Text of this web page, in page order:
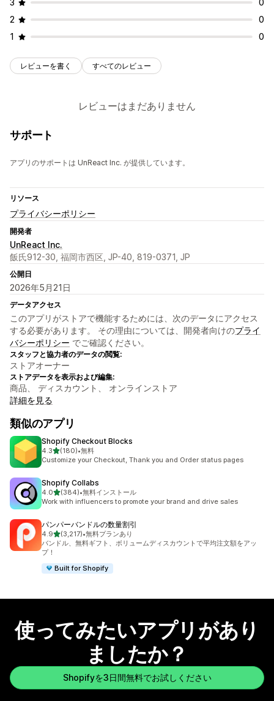
3
0
2
0
1
0
レビューを書く すべてのレビュー
レビューはまだありません
サポート
アプリのサポートは UnReact Inc. が提供しています。
リソース
プライバシーポリシー
開発者
UnReact Inc.
飯氏912-30, 福岡市西区, JP-40, 819-0371, JP
公開日
2026年5月21日
データアクセス
このアプリがストアで機能するためには、次のデータにアクセス
する必要があります。 その理由については、開発者向けのプライ
バシーポリシー でご確認ください。
スタッフと協力者のデータの閲覧:
ストアオーナー
ストアデータを表示および編集:
商品、 ディスカウント、 オンラインストア
詳細を見る
類似のアプリ
Shopify Checkout Blocks
4.35つ星中
(180)
合計レビュー数：180件
•無料
Customize your Checkout, Thank you and Order status pages
Shopify Collabs
4.05つ星中
(384)
合計レビュー数：384件
•無料インストール
Work with influencers to promote your brand and drive sales
パンパーバンドルの数量割引
4.95つ星中
(3,217)
合計レビュー数：3217件
•無料プランあり
バンドル、無料ギフト、ボリュームディスカウントで平均注文額をアッ
プ！
Built for Shopify
使ってみたいアプリがあり
ましたか？
Shopifyを3日間無料でお試しください